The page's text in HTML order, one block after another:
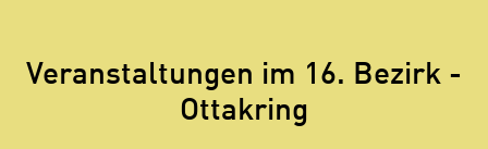
Veranstaltungen im 16. Bezirk -
Ottakring